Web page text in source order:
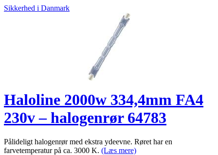
Sikkerhed i Danmark
Haloline 2000w 334,4mm FA4
230v – halogenrør 64783
Pålideligt halogenrør med ekstra ydeevne. Røret har en
farvetemperatur på ca. 3000 K. (Læs mere)